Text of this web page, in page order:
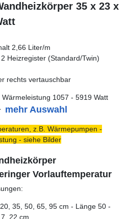
35 x 23 x
2,66 Liter/m
Heizregister (Standard/Twin)
rechts vertauschbar
1057 - 5919 Watt
mehr Auswahl
z.B. Wärmepumpen -
- siehe Bilder
Vorlauftemperatur
35, 50, 65, 95 cm - Länge 50 -
22 cm